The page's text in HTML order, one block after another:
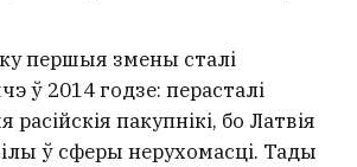
першыя змены сталі
ў 2014 годзе: перасталі
расійскія пакупнікі, бо Латвія
ў сферы нерухомасці. Тады